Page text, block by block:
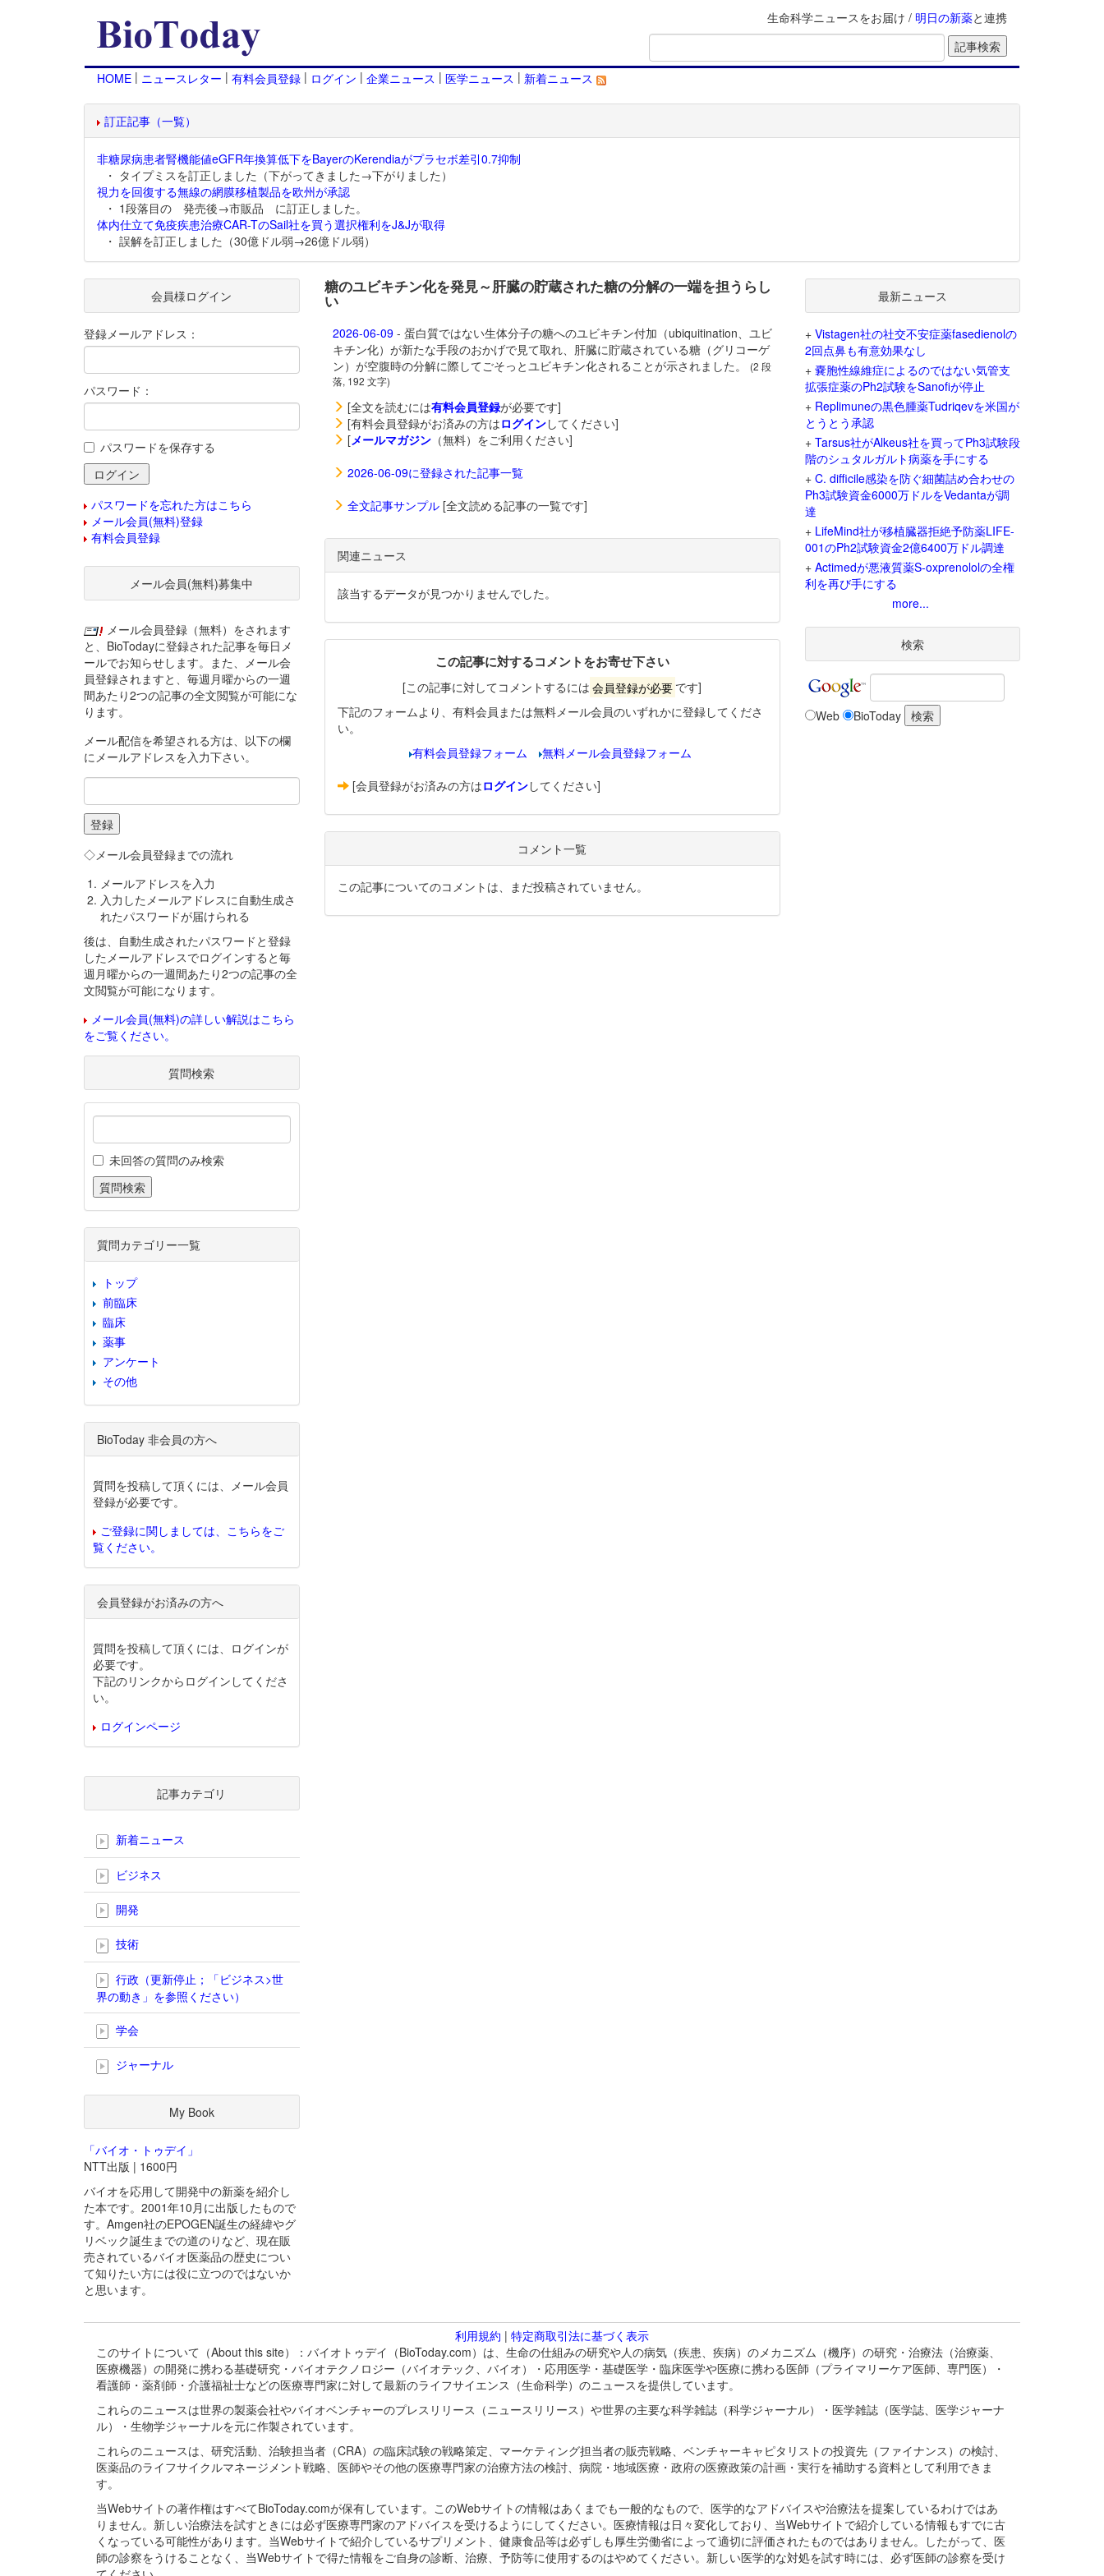
生命科学ニュースをお届け / 明日の新薬と連携
HOME | ニュースレター | 有料会員登録 | ログイン | 企業ニュース | 医学ニュース | 新着ニュース
訂正記事（一覧）
非糖尿病患者腎機能値eGFR年換算低下をBayerのKerendiaがプラセボ差引0.7抑制
・ タイプミスを訂正しました（下がってきました→下がりました）
視力を回復する無線の網膜移植製品を欧州が承認
・ 1段落目の 発売後→市販品 に訂正しました。
体内仕立て免疫疾患治療CAR-TのSail社を買う選択権利をJ&Jが取得
・ 誤解を訂正しました（30億ドル弱→26億ドル弱）
糖のユビキチン化を発見～肝臓の貯蔵された糖の分解の一端を担うらし
い
2026-06-09- 蛋白質ではない生体分子の糖へのユビキチン付加（ubiquitination、ユビ
キチン化）が新たな手段のおかげで見て取れ、肝臓に貯蔵されている糖（グリコーゲ
ン）が空腹時の分解に際してごそっとユビキチン化されることが示されました。
(2 段
落, 192 文字)
[全文を読むには有料会員登録が必要です]
[有料会員登録がお済みの方はログインしてください]
[メールマガジン（無料）をご利用ください]
2026-06-09に登録された記事一覧
全文記事サンプル[全文読める記事の一覧です]
関連ニュース
該当するデータが見つかりませんでした。
この記事に対するコメントをお寄せ下さい
[この記事に対してコメントするには 会員登録が必要 です]
下記のフォームより、有料会員または無料メール会員のいずれかに登録してくださ
い。
有料会員登録フォーム
無料メール会員登録フォーム
[会員登録がお済みの方はログインしてください]
コメント一覧
この記事についてのコメントは、まだ投稿されていません。
会員様ログイン
登録メールアドレス：
パスワード：
パスワードを保存する
パスワードを忘れた方はこちら
メール会員(無料)登録
有料会員登録
メール会員(無料)募集中
メール会員登録（無料）をされます
と、BioTodayに登録された記事を毎日メ
ールでお知らせします。また、メール会
員登録されますと、毎週月曜からの一週
間あたり2つの記事の全文閲覧が可能にな
ります。
メール配信を希望される方は、以下の欄
にメールアドレスを入力下さい。
◇メール会員登録までの流れ
メールアドレスを入力
入力したメールアドレスに自動生成さ
れたパスワードが届けられる
後は、自動生成されたパスワードと登録
したメールアドレスでログインすると毎
週月曜からの一週間あたり2つの記事の全
文閲覧が可能になります。
メール会員(無料)の詳しい解説はこちら
をご覧ください。
質問検索
未回答の質問のみ検索
質問カテゴリー一覧
トップ
前臨床
臨床
薬事
アンケート
その他
BioToday 非会員の方へ
質問を投稿して頂くには、メール会員
登録が必要です。
ご登録に関しましては、こちらをご
覧ください。
会員登録がお済みの方へ
質問を投稿して頂くには、ログインが
必要です。
下記のリンクからログインしてくださ
い。
ログインページ
記事カテゴリ
新着ニュース
ビジネス
開発
技術
行政（更新停止；「ビジネス>世
界の動き」を参照ください）
学会
ジャーナル
My Book
「バイオ・トゥデイ」
NTT出版 | 1600円
バイオを応用して開発中の新薬を紹介し
た本です。2001年10月に出版したもので
す。Amgen社のEPOGEN誕生の経緯やグ
リベック誕生までの道のりなど、現在販
売されているバイオ医薬品の歴史につい
て知りたい方には役に立つのではないか
と思います。
最新ニュース
+ Vistagen社の社交不安症薬fasedienolの
2回点鼻も有意効果なし
+ 嚢胞性線維症によるのではない気管支
拡張症薬のPh2試験をSanofiが停止
+ Replimuneの黒色腫薬Tudriqevを米国が
とうとう承認
+ Tarsus社がAlkeus社を買ってPh3試験段
階のシュタルガルト病薬を手にする
+ C. difficile感染を防ぐ細菌詰め合わせの
Ph3試験資金6000万ドルをVedantaが調
達
+ LifeMind社が移植臓器拒絶予防薬LIFE-
001のPh2試験資金2億6400万ドル調達
+ Actimedが悪液質薬S-oxprenololの全権
利を再び手にする
more...
検索
Web BioToday
利用規約 | 特定商取引法に基づく表示
このサイトについて（About this site）：バイオトゥデイ（BioToday.com）は、生命の仕組みの研究や人の病気（疾患、疾病）のメカニズム（機序）の研究・治療法（治療薬、
医療機器）の開発に携わる基礎研究・バイオテクノロジー（バイオテック、バイオ）・応用医学・基礎医学・臨床医学や医療に携わる医師（プライマリーケア医師、専門医）・
看護師・薬剤師・介護福祉士などの医療専門家に対して最新のライフサイエンス（生命科学）のニュースを提供しています。
これらのニュースは世界の製薬会社やバイオベンチャーのプレスリリース（ニュースリリース）や世界の主要な科学雑誌（科学ジャーナル）・医学雑誌（医学誌、医学ジャーナ
ル）・生物学ジャーナルを元に作製されています。
これらのニュースは、研究活動、治験担当者（CRA）の臨床試験の戦略策定、マーケティング担当者の販売戦略、ベンチャーキャピタリストの投資先（ファイナンス）の検討、
医薬品のライフサイクルマネージメント戦略、医師やその他の医療専門家の治療方法の検討、病院・地域医療・政府の医療政策の計画・実行を補助する資料として利用できま
す。
当Webサイトの著作権はすべてBioToday.comが保有しています。このWebサイトの情報はあくまでも一般的なもので、医学的なアドバイスや治療法を提案しているわけではあ
りません。新しい治療法を試すときには必ず医療専門家のアドバイスを受けるようにしてください。医療情報は日々変化しており、当Webサイトで紹介している情報もすでに古
くなっている可能性があります。当Webサイトで紹介しているサプリメント、健康食品等は必ずしも厚生労働省によって適切に評価されたものではありません。したがって、医
師の診察をうけることなく、当Webサイトで得た情報をご自身の診断、治療、予防等に使用するのはやめてください。新しい医学的な対処を試す時には、必ず医師の診察を受け